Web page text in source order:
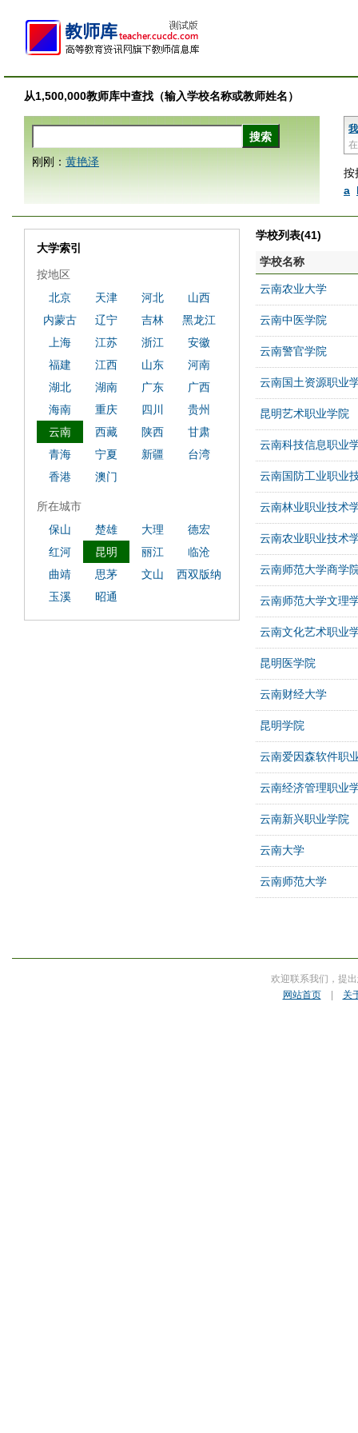
从1,500,000教师库中查找（输入学校名称或教师姓名）
按
a
刚刚： 黄艳泽
学校列表(41)
学校名称
云南农业大学
云南中医学院
云南警官学院
云南国土资源职业
昆明艺术职业学院
云南科技信息职业
云南国防工业职业
云南林业职业技术
云南农业职业技术
云南师范大学商学
云南师范大学文理
云南文化艺术职业
昆明医学院
云南财经大学
昆明学院
云南爱因森软件职
云南经济管理职业
云南新兴职业学院
云南大学
云南师范大学
大学索引
按地区
北京
天津 河北
山西
内蒙古
辽宁 吉林
黑龙江
上海
江苏 浙江
安徽
福建
江西 山东
河南
湖北
湖南 广东
广西
海南
重庆 四川
贵州
云南
西藏 陕西
甘肃
青海
宁夏 新疆
台湾
香港
澳门
所在城市
保山
楚雄 大理
德宏
红河
昆明 丽江
临沧
曲靖
思茅 文山
西双版纳
玉溪
昭通
欢迎联系我们，提
网站首页| 关